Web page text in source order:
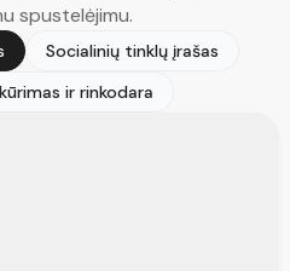
spustelėjimu.
Socialinių tinklų įrašas
ir rinkodara